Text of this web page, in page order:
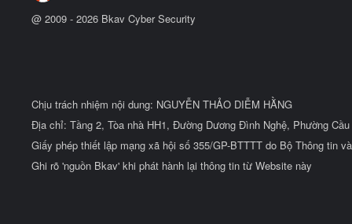
@ 2009 - 2026 Bkav Cyber Security
Chịu trách nhiệm nội dung: NGUYỄN THẢO DIỄM HẰNG
Địa chỉ: Tầng 2, Tòa nhà HH1, Đường Dương Đình Nghệ, Phường
Giấy phép thiết lập mạng xã hội số 355/GP-BTTTT do Bộ Thông tin
Ghi rõ 'nguồn Bkav' khi phát hành lại thông tin từ Website này